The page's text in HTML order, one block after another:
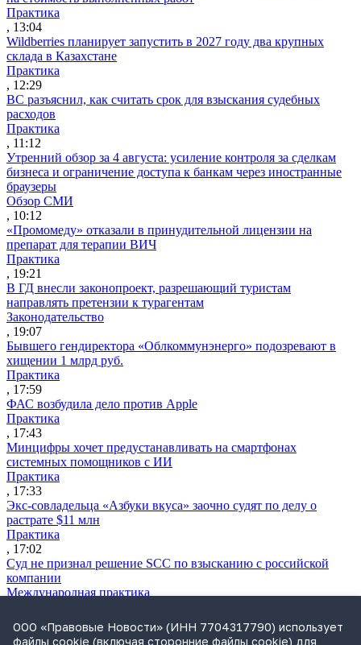
Практика
, 13:04
Wildberries планирует запустить в 2027 году два крупных
склада в Казахстане
Практика
, 12:29
ВС разъяснил, как считать срок для взыскания судебных
расходов
Практика
, 11:12
Утренний обзор за 4 августа: усиление контроля за сделкам
бизнеса и ограничение доступа к банкам через иностранные
браузеры
Обзор СМИ
, 10:12
«Промомеду» отказали в принудительной лицензии на
препарат для терапии ВИЧ
Практика
, 19:21
В ГД внесли законопроект, разрешающий туристам
направлять претензии к турагентам
Законодательство
, 19:07
Бывшего гендиректора «Облкоммунэнерго» подозревают в
хищении 1 млрд руб.
Практика
, 17:59
ФАС возбудила дело против Apple
Практика
, 17:43
Минцифры хочет предустанавливать на смартфонах
системных помощников с ИИ
Практика
, 17:33
Экс-совладельца «Азбуки вкуса» заочно судят по делу о
растрате $11 млн
Практика
, 17:02
Суд не признал решение SCC по взысканию с российской
компании
Международная практика
Дроны могут начать применять для фиксации нарушений
ПДД
ООО «Правовые Новости» (ИНН 7704317790) использует
файлы cookie (включая сторонние файлы cookie) для